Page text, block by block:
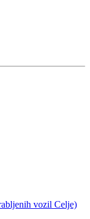
vozil Celje)